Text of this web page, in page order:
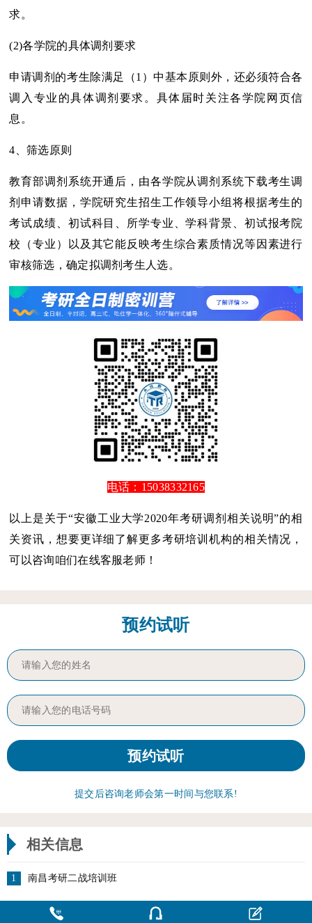
求。
(2)各学院的具体调剂要求
申请调剂的考生除满足（1）中基本原则外，还必须符合各
调入专业的具体调剂要求。具体届时关注各学院网页信
息。
4、筛选原则
教育部调剂系统开通后，由各学院从调剂系统下载考生调
剂申请数据，学院研究生招生工作领导小组将根据考生的
考试成绩、初试科目、所学专业、学科背景、初试报考院
校（专业）以及其它能反映考生综合素质情况等因素进行
审核筛选，确定拟调剂考生人选。
电话：15038332165
以上是关于“安徽工业大学2020年考研调剂相关说明”的相
关资讯，想要更详细了解更多考研培训机构的相关情况，
可以咨询咱们在线客服老师！
预约试听
提交后咨询老师会第一时间与您联系!
相关信息
1 南昌考研二战培训班